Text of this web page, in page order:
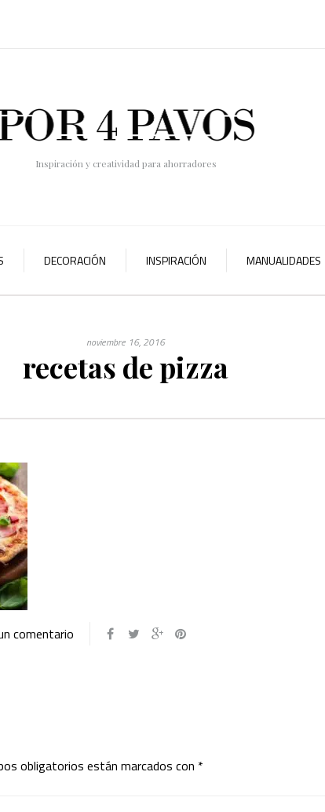
Inspiración y creatividad para ahorradores
DECORACIÓN INSPIRACIÓN MANUALIDADES
noviembre 16, 2016
recetas de pizza
comentario
obligatorios están marcados con *